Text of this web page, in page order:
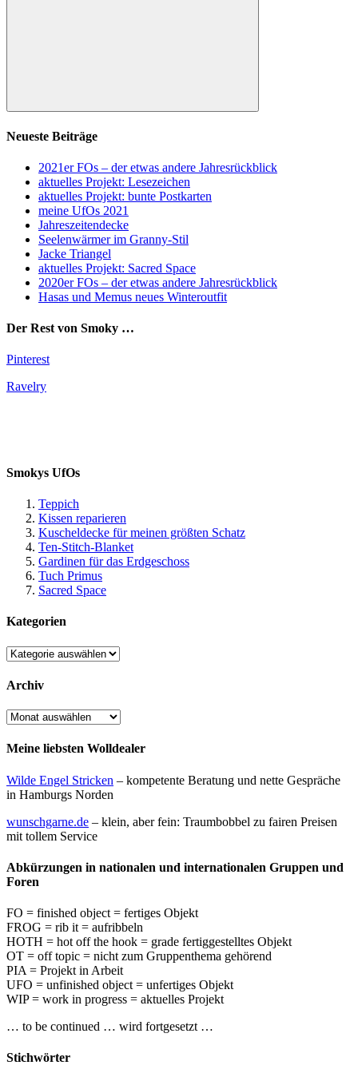
Suchen
Neueste Beiträge
2021er FOs – der etwas andere Jahresrückblick
aktuelles Projekt: Lesezeichen
aktuelles Projekt: bunte Postkarten
meine UfOs 2021
Jahreszeitendecke
Seelenwärmer im Granny-Stil
Jacke Triangel
aktuelles Projekt: Sacred Space
2020er FOs – der etwas andere Jahresrückblick
Hasas und Memus neues Winteroutfit
Der Rest von Smoky …
Pinterest
Ravelry
Smokys UfOs
Teppich
Kissen reparieren
Kuscheldecke für meinen größten Schatz
Ten-Stitch-Blanket
Gardinen für das Erdgeschoss
Tuch Primus
Sacred Space
Kategorien
Kategorien
Archiv
Archiv
Meine liebsten Wolldealer
Wilde Engel Stricken – kompetente Beratung und nette Gespräche
in Hamburgs Norden
wunschgarne.de – klein, aber fein: Traumbobbel zu fairen Preisen
mit tollem Service
Abkürzungen in nationalen und internationalen Gruppen und
Foren
FO = finished object = fertiges Objekt
FROG = rib it = aufribbeln
HOTH = hot off the hook = grade fertiggestelltes Objekt
OT = off topic = nicht zum Gruppenthema gehörend
PIA = Projekt in Arbeit
UFO = unfinished object = unfertiges Objekt
WIP = work in progress = aktuelles Projekt
… to be continued … wird fortgesetzt …
Stichwörter